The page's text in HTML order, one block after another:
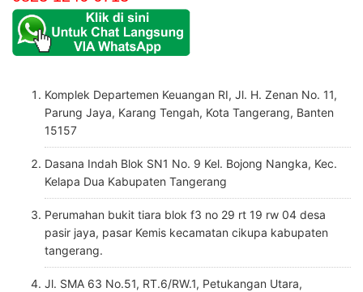
Komplek Departemen Keuangan RI, Jl. H. Zenan No. 11,
Parung Jaya, Karang Tengah, Kota Tangerang, Banten
15157
Dasana Indah Blok SN1 No. 9 Kel. Bojong Nangka, Kec.
Kelapa Dua Kabupaten Tangerang
Perumahan bukit tiara blok f3 no 29 rt 19 rw 04 desa
pasir jaya, pasar Kemis kecamatan cikupa kabupaten
tangerang.
Jl. SMA 63 No.51, RT.6/RW.1, Petukangan Utara,